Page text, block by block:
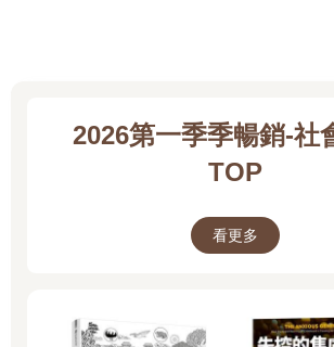
橫，宣布大幅下調原油出口價格。除此之外
提高原油產量，每天超過一千萬桶。
產，這豈不是提油救火嗎？總之在報復性降
桶只要三十美元。這是什麼概念？就是連一
還一度懷疑是不是加油站工讀生都沒幫你加
民工作辛苦，幫大家調降油價？不是的。仔
2026第一季季暢銷-社
TOP
看更多